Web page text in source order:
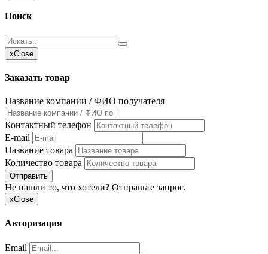
Поиск
xClose
Заказать товар
Название компании / ФИО получателя
Контактный телефон
E-mail
Название товара
Количество товара
Отправить
Не нашли то, что хотели? Отправьте запрос.
xClose
Авторизация
Email